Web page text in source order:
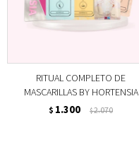
RITUAL COMPLETO DE
MASCARILLAS BY HORTENSIA
$ 1.300 $2.070